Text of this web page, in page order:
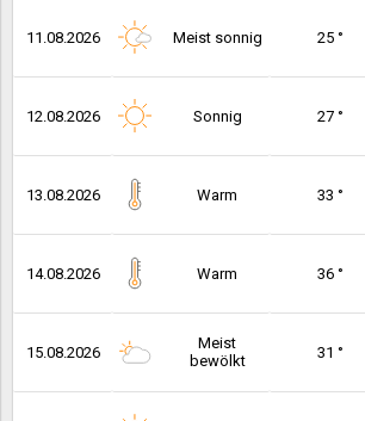
11.08.2026 Meist sonnig 25 °
12.08.2026 Sonnig 27 °
13.08.2026 Warm 33 °
14.08.2026 Warm 36 °
15.08.2026
Meist
bewölkt
31 °